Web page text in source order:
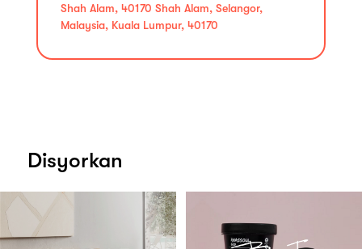
Shah Alam, 40170 Shah Alam, Selangor,
Malaysia, Kuala Lumpur, 40170
Disyorkan